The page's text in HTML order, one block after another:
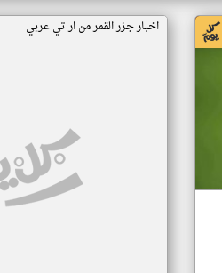
اخبار جزر القمر من ار تي عربي